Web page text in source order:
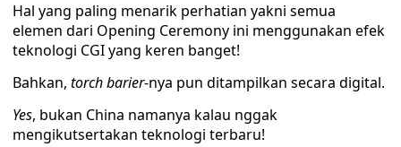
Hal yang paling menarik perhatian yakni semua
elemen dari Opening Ceremony ini menggunakan efek
teknologi CGI yang keren banget!
Bahkan, torch barier-nya pun ditampilkan secara digital.
Yes, bukan China namanya kalau nggak
mengikutsertakan teknologi terbaru!